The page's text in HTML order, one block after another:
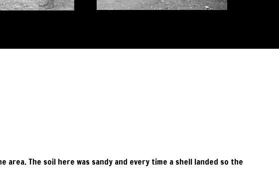
The soil here was sandy and every time a shell landed so the